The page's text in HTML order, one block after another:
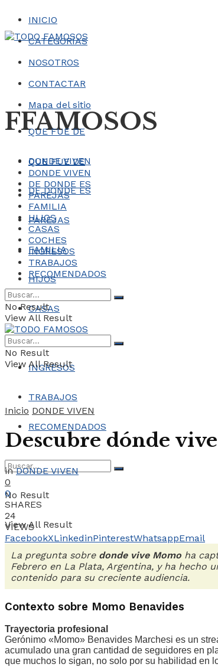
INICIO
CATEGORÍAS
NOSOTROS
CONTACTAR
Mapa del sitio
FFAMOSOS
QUE FUE DE
DONDE VIVEN
DE DONDE ES
PAREJAS
FAMILIA
HIJOS
CASAS
COCHES
INGRESOS
TRABAJOS
RECOMENDADOS
No Result
View All Result
QUE FUE DE
DONDE VIVEN
DE DONDE ES
PAREJAS
FAMILIA
HIJOS
CASAS
COCHES
INGRESOS
TRABAJOS
RECOMENDADOS
No Result
View All Result
No Result
View All Result
Inicio DONDE VIVEN
Descubre dónde
in DONDE VIVEN
0
0
SHARES
24
VIEWS
FacebookXLinkedinPinterestWhatsappEmail
La pregunta sobre donde vive Momo ha
Febrero en La Plata, Argentina, y ha hecho
contenido para su creciente audiencia.
Contexto sobre Momo Benavides
Trayectoria profesional
Gerónimo «Momo» Benavides Marchesi es un
acumulado una gran cantidad de seguidores en
que muchos lo sigan, no solo por su habilidad en